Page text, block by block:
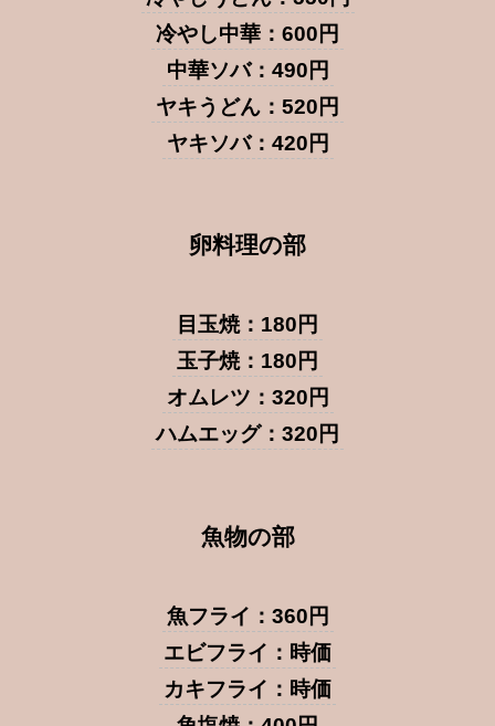
冷やし中華：600円
中華ソバ：490円
ヤキうどん：520円
ヤキソバ：420円
卵料理の部
目玉焼：180円
玉子焼：180円
オムレツ：320円
ハムエッグ：320円
魚物の部
魚フライ：360円
エビフライ：時価
カキフライ：時価